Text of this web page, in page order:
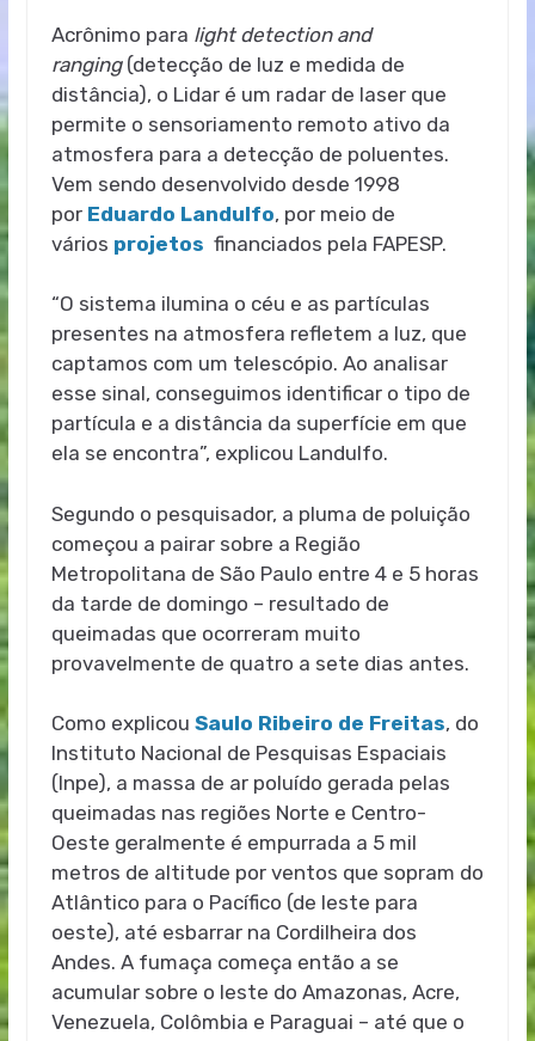
Acrônimo para light detection and
ranging(detecção de luz e medida de
distância), o Lidar é um radar de laser que
permite o sensoriamento remoto ativo da
atmosfera para a detecção de poluentes.
Vem sendo desenvolvido desde 1998
por Eduardo Landulfo, por meio de
vários projetos financiados pela FAPESP.
“O sistema ilumina o céu e as partículas
presentes na atmosfera refletem a luz, que
captamos com um telescópio. Ao analisar
esse sinal, conseguimos identificar o tipo de
partícula e a distância da superfície em que
ela se encontra”, explicou Landulfo.
Segundo o pesquisador, a pluma de poluição
começou a pairar sobre a Região
Metropolitana de São Paulo entre 4 e 5 horas
da tarde de domingo – resultado de
queimadas que ocorreram muito
provavelmente de quatro a sete dias antes.
Como explicou Saulo Ribeiro de Freitas, do
Instituto Nacional de Pesquisas Espaciais
(Inpe), a massa de ar poluído gerada pelas
queimadas nas regiões Norte e Centro-
Oeste geralmente é empurrada a 5 mil
metros de altitude por ventos que sopram do
Atlântico para o Pacífico (de leste para
oeste), até esbarrar na Cordilheira dos
Andes. A fumaça começa então a se
acumular sobre o leste do Amazonas, Acre,
Venezuela, Colômbia e Paraguai – até que o